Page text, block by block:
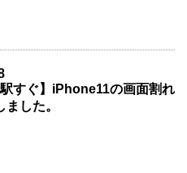
駅すぐ】iPhone11の画面割れ
した。